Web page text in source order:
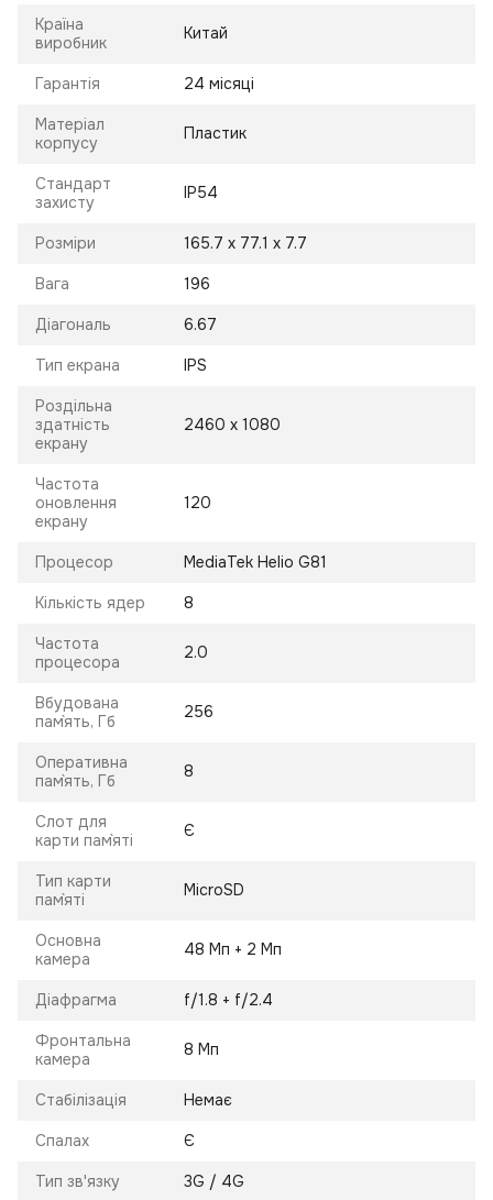
Країна
виробник
Китай
Гарантія 24 місяці
Матеріал
корпусу
Пластик
Стандарт
захисту
IP54
Розміри 165.7 x 77.1 x 7.7
Вага 196
Діагональ 6.67
Тип екрана IPS
Роздільна
здатність
екрану
2460 x 1080
Частота
оновлення
екрану
120
Процесор MediaTek Helio G81
Кількість ядер 8
Частота
процесора
2.0
Вбудована
пам`ять, Гб
256
Оперативна
пам`ять, Гб
8
Слот для
карти пам`яті
Є
Тип карти
пам`яті
MicroSD
Основна
камера
48 Мп + 2 Мп
Діафрагма f/1.8 + f/2.4
Фронтальна
камера
8 Мп
Стабілізація Немає
Спалах Є
Тип зв'язку 3G / 4G